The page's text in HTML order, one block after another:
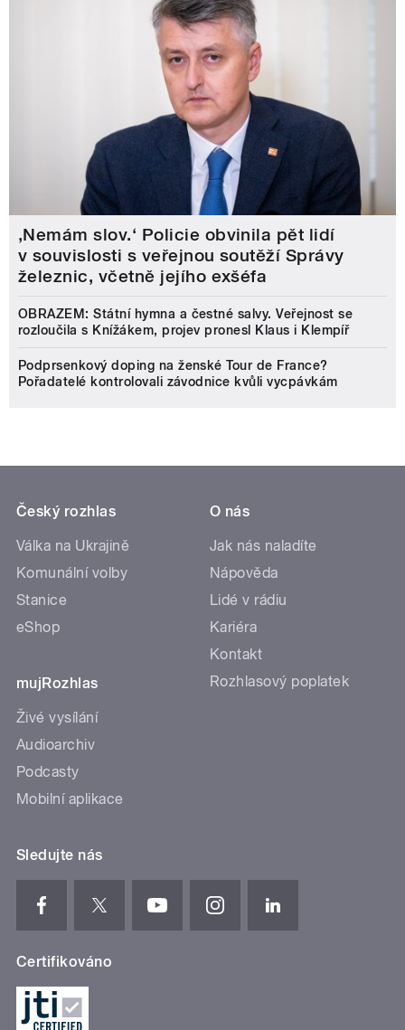
‚Nemám slov.‘ Policie obvinila pět lidí
v souvislosti s veřejnou soutěží Správy
železnic, včetně jejího exšéfa
OBRAZEM: Státní hymna a čestné salvy. Veřejnost se
rozloučila s Knížákem, projev pronesl Klaus i Klempíř
Podprsenkový doping na ženské Tour de France?
Pořadatelé kontrolovali závodnice kvůli vycpávkám
Český rozhlas
Válka na Ukrajině
Komunální volby
Stanice
eShop
mujRozhlas
Živé vysílání
Audioarchiv
Podcasty
Mobilní aplikace
O nás
Jak nás naladíte
Nápověda
Lidé v rádiu
Kariéra
Kontakt
Rozhlasový poplatek
Sledujte nás
Certifikováno